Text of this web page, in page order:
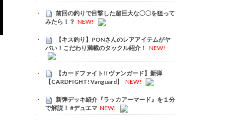
前回の釣りで目撃した超巨大な〇〇を狙って
みたら！？ NEW!
【キス釣り】PONさんのレアアイテムがヤ
バい！こだわり満載のタックル紹介！
NEW!
【カードファイト!! ヴァンガード】新弾
【CARDFIGHT! Vanguard】
NEW!
新弾デッキ紹介『ラッカアーマード』を１分
で解説！ #デュエマ NEW!